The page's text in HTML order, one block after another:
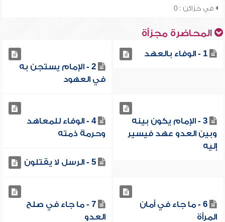
في خزائن : 0
المحاضرة مجزأة
1 - الوفاء بالعهد
2 - الإمام يستجن به
في العهود
3 - الإمام يكون بينه
وبين العدو عهد فيسير
إليه
4 - الوفاء للمعاهد
وحرمة ذمته
5 - الرسل لا يقتلون
6 - ما جاء في أمان
المرأة
7 - ما جاء في صلح
العدو